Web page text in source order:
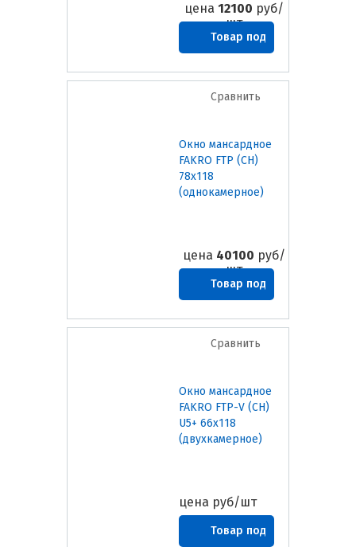
цена 12100 руб/
шт
Товар под
заказ
Сравнить
Окно мансардное
FAKRO FTP (CH)
78х118
(однокамерное)
цена 40100 руб/
шт
Товар под
заказ
Сравнить
Окно мансардное
FAKRO FTP-V (CH)
U5+ 66х118
(двухкамерное)
цена руб/шт
Товар под